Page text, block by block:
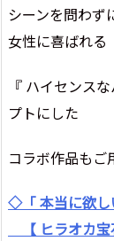
シーンを問わず
女性に喜ばれる
『 ハイセンス
プトにした
コラボ作品も
◇「 本当に欲し
【 ヒラオカ